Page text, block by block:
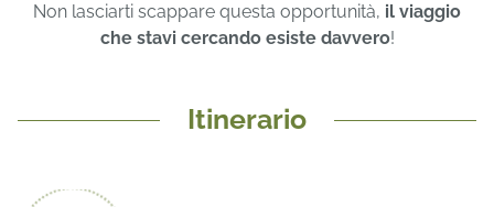
Non lasciarti scappare questa opportunità, il viaggio
che stavi cercando esiste davvero!
Itinerario